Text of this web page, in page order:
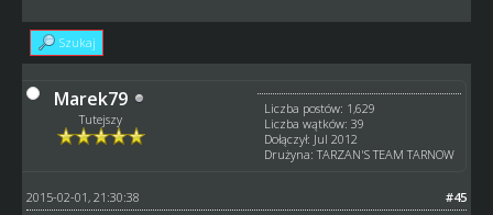
Szukaj
Marek79
Tutejszy
Liczba postów: 1,629
Liczba wątków: 39
Dołączył: Jul 2012
Drużyna: TARZAN'S TEAM TARNOW
#45
2015-02-01, 21:30:38